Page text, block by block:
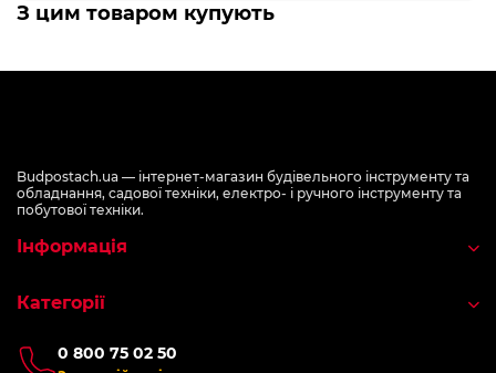
З цим товаром купують
Budpostach.ua — інтернет-магазин будівельного інструменту та
обладнання, садової техніки, електро- і ручного інструменту та
побутової техніки.
0 800 75 02 50
Інформація
Категорії